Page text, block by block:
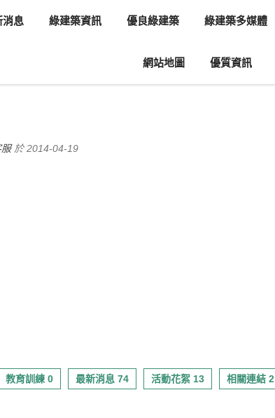
消息 綠建築資訊 優良綠建築 綠建築多媒體
網站地圖 優質資訊
於 2014-04-19
教育訓練 0 最新消息 74 活動花絮 13 相關連結 2